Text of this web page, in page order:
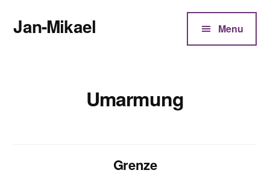
Inhalt
springen
menu
Jan-Mikael Menu
Umarmung
Grenze